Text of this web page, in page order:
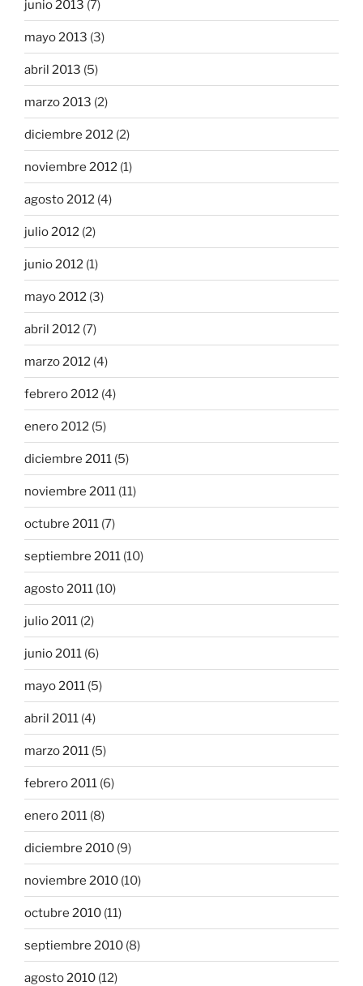
junio 2013 (7)
mayo 2013 (3)
abril 2013 (5)
marzo 2013 (2)
diciembre 2012 (2)
noviembre 2012 (1)
agosto 2012 (4)
julio 2012 (2)
junio 2012 (1)
mayo 2012 (3)
abril 2012 (7)
marzo 2012 (4)
febrero 2012 (4)
enero 2012 (5)
diciembre 2011 (5)
noviembre 2011 (11)
octubre 2011 (7)
septiembre 2011 (10)
agosto 2011 (10)
julio 2011 (2)
junio 2011 (6)
mayo 2011 (5)
abril 2011 (4)
marzo 2011 (5)
febrero 2011 (6)
enero 2011 (8)
diciembre 2010 (9)
noviembre 2010 (10)
octubre 2010 (11)
septiembre 2010 (8)
agosto 2010 (12)